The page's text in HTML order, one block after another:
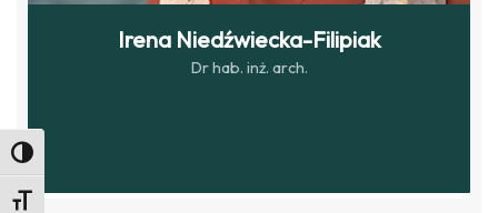
Toggle High Contrast
Toggle Font size
Irena Niedźwiecka-Filipiak
Dr hab. inż. arch.